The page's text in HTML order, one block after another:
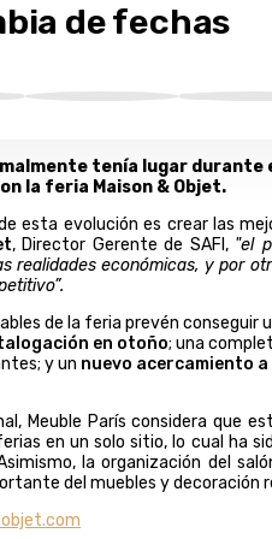
de fechas
tenía lugar
la feria Maison & Objet.
esta evolución es crear las
, Director Gerente de SAFI, "el
realidades económicas, y por
de la feria prevén conseguir
en otoño; una
y un nuevo acercamiento
Meuble París considera que
en un solo sitio, lo cual ha
la organización del
del muebles y decoración